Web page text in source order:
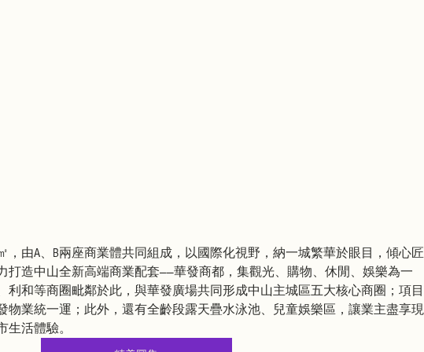
，由A、B兩座商業體共同組成，以國際化視野，納一城繁華於眼目，傾心匠
打造中山全新高端商業配套——華發商都，集觀光、購物、休閒、娛樂為一
利和等商圈毗鄰於此，與華發廣場共同形成中山主城區五大核心商圈；項目
物業統一運；此外，還有全齡段露天疊水泳池、兒童娛樂區，讓業主盡享現
活體驗。